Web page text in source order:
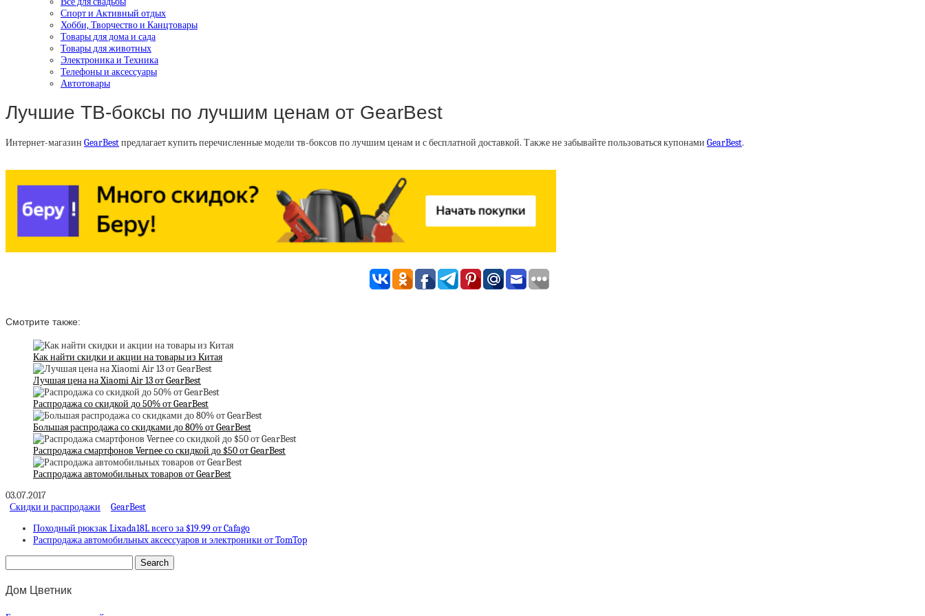
Спорт и Активный отдых
Хобби, Творчество и Канцтовары
Товары для дома и сада
Товары для животных
Электроника и Техника
Телефоны и аксессуары
Автотовары
Лучшие ТВ-боксы по лучшим ценам от GearBest
Интернет-магазин GearBestпредлагает купить перечисленные модели тв-боксов по лучшим ценам и с бесплатной доставкой. Также не забывайте пользоваться купонами GearBest.
Смотрите также:
Как найти скидки и акции на товары из Китая
Лучшая цена на Xiaomi Air 13 от GearBest
Распродажа со скидкой до 50% от GearBest
Большая распродажа со скидками до 80% от GearBest
Распродажа смартфонов Vernee со скидкой до $50 от GearBest
Распродажа автомобильных товаров от GearBest
03.07.2017
Скидки и распродажи
GearBest
Походный рюкзак Lixada18L всего за $19.99 от Cafago
Распродажа автомобильных аксессуаров и электроники от TomTop
Дом Цветник